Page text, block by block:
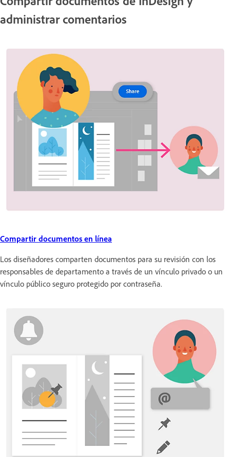
administrar comentarios
Compartir documentos en línea
Los diseñadores comparten documentos para su revisión con los
responsables de departamento a través de un vínculo privado o un
vínculo público seguro protegido por contraseña.